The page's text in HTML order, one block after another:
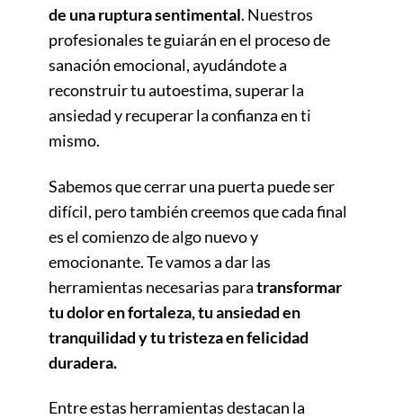
de una ruptura sentimental. Nuestros
profesionales te guiarán en el proceso de
sanación emocional, ayudándote a
reconstruir tu autoestima, superar la
ansiedad y recuperar la confianza en ti
mismo.
Sabemos que cerrar una puerta puede ser
difícil, pero también creemos que cada final
es el comienzo de algo nuevo y
emocionante. Te vamos a dar las
herramientas necesarias paratransformar
tu dolor en fortaleza, tu ansiedad en
tranquilidad y tu tristeza en felicidad
duradera.
Entre estas herramientas destacan la